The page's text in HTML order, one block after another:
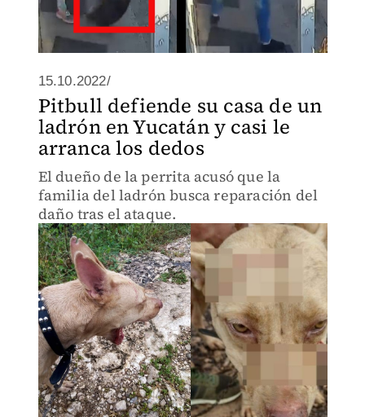
15.10.2022/
Pitbull defiende su casa de un
ladrón en Yucatán y casi le
arranca los dedos
El dueño de la perrita acusó que la
familia del ladrón busca reparación del
daño tras el ataque.